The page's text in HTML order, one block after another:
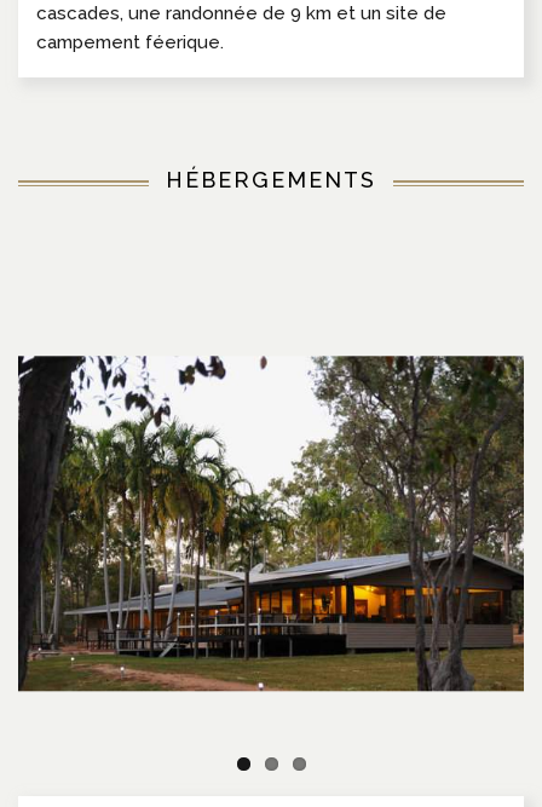
cascades, une randonnée de 9 km et un site de
campement féerique.
HÉBERGEMENTS